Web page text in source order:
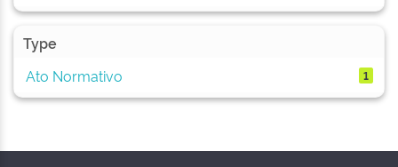
Type
Ato Normativo
1